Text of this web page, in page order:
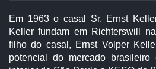
Em 1963 o casal Sr. Ernst
Keller fundam em Richterswill
filho do casal, Ernst Volper
potencial do mercado